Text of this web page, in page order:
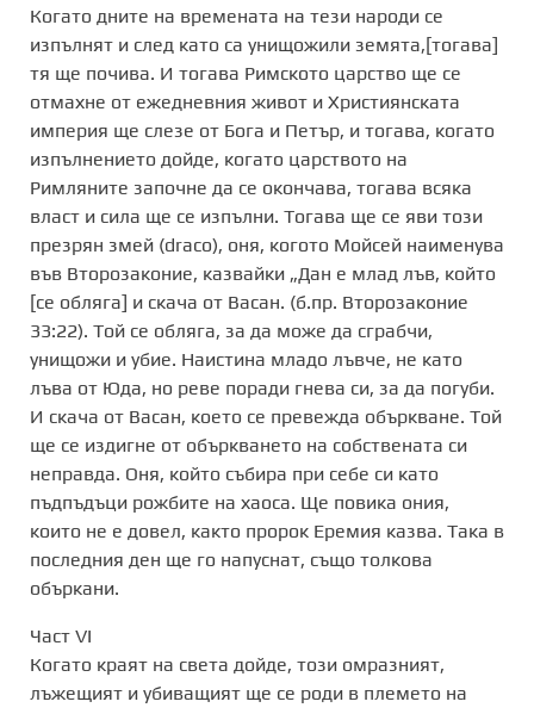
Когато дните на времената на тези народи се
изпълнят и след като са унищожили земята,[тогава]
тя ще почива. И тогава Римското царство ще се
отмахне от ежедневния живот и Християнската
империя ще слезе от Бога и Петър, и тогава, когато
изпълнението дойде, когато царството на
Римляните започне да се окончава, тогава всяка
власт и сила ще се изпълни. Тогава ще се яви този
презрян змей (draco), оня, когото Мойсей наименува
във Второзаконие, казвайки „Дан е млад лъв, който
[се обляга] и скача от Васан. (б.пр. Второзаконие
33:22). Той се обляга, за да може да сграбчи,
унищожи и убие. Наистина младо лъвче, не като
лъва от Юда, но реве поради гнева си, за да погуби.
И скача от Васан, което се превежда объркване. Той
ще се издигне от объркването на собствената си
неправда. Оня, който събира при себе си като
пъдпъдъци рожбите на хаоса. Ще повика ония,
които не е довел, както пророк Еремия казва. Така в
последния ден ще го напуснат, също толкова
объркани.
Част VI
Когато краят на света дойде, този омразният,
лъжещият и убиващият ще се роди в племето на